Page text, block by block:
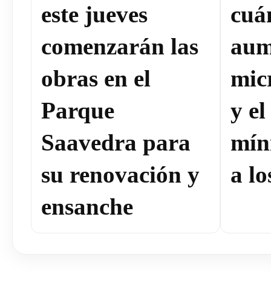
este jueves
comenzarán las
obras en el
Parque
Saavedra para
su renovación y
ensanche
y
a